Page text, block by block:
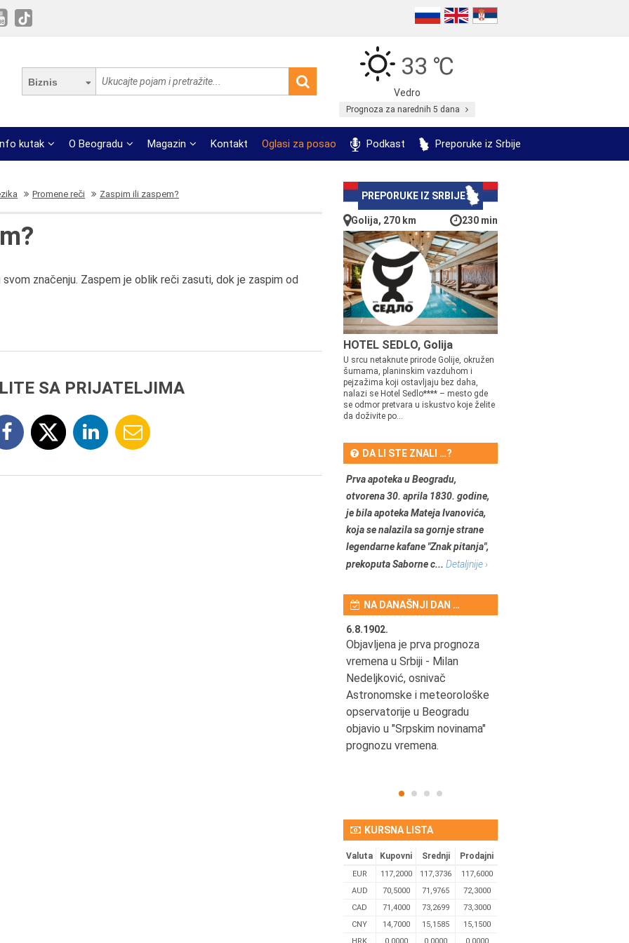
Biznis
33 ℃
Vedro
Prognoza za narednih 5 dana
kutak O Beogradu Magazin Kontakt Oglasi za posao Podkast Preporuke iz Srbije
Promene reči Zaspim ili zaspem?
značenju. Zaspem je oblik reči zasuti, dok je zaspim od
SA PRIJATELJIMA
PREPORUKE IZ SRBIJE
Golija, 270 km 230 min
HOTEL SEDLO, Golija
U srcu netaknute prirode Golije, okružen
šumama, planinskim vazduhom i
pejzažima koji ostavljaju bez daha,
nalazi se Hotel Sedlo**** – mesto gde
se odmor pretvara u iskustvo koje želite
da doživite po...
DA LI STE ZNALI …?
Prva apoteka u Beogradu,
otvorena 30. aprila 1830. godine,
je bila apoteka Mateja Ivanovića,
koja se nalazila sa gornje strane
legendarne kafane "Znak pitanja",
prekoputa Saborne c... Detaljnije ›
NA DANAŠNJI DAN …
6.8.1902.
Objavljena je prva prognoza
vremena u Srbiji - Milan
Nedeljković, osnivač
Astronomske i meteorološke
opservatorije u Beogradu
objavio u "Srpskim novinama"
prognozu vremena.
KURSNA LISTA
Valuta Kupovni Srednji Prodajni
EUR 117,2000 117,3736
117,6000
AUD
70,5000 71,9765
72,3000
CAD
71,4000 73,2699
73,3000
CNY
14,7000 15,1585
15,1500
HRK
0,0000 0,0000 0,0000